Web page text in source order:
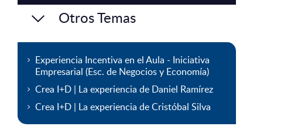
Otros Temas
Experiencia Incentiva en el Aula - Iniciativa
Empresarial (Esc. de Negocios y Economía)
Crea I+D | La experiencia de Daniel Ramírez
Crea I+D | La experiencia de Cristóbal Silva